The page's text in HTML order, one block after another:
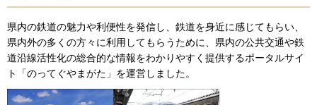
県内の鉄道の魅力や利便性を発信し、鉄道を身近に感じてもらい、
県内外の多くの方々に利用してもらうために、県内の公共交通や鉄
道沿線活性化の総合的な情報をわかりやすく提供するポータルサイ
ト「のってぐやまがた」を運営しました。